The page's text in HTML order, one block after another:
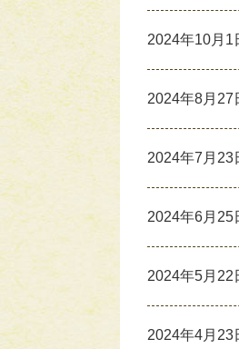
2024年10月1
2024年8月27
2024年7月23
2024年6月25
2024年5月22
2024年4月23